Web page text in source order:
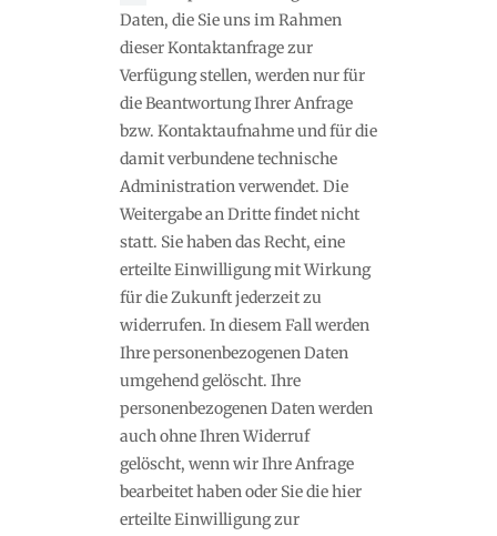
Daten, die Sie uns im Rahmen
dieser Kontaktanfrage zur
Verfügung stellen, werden nur für
die Beantwortung Ihrer Anfrage
bzw. Kontaktaufnahme und für die
damit verbundene technische
Administration verwendet. Die
Weitergabe an Dritte findet nicht
statt. Sie haben das Recht, eine
erteilte Einwilligung mit Wirkung
für die Zukunft jederzeit zu
widerrufen. In diesem Fall werden
Ihre personenbezogenen Daten
umgehend gelöscht. Ihre
personenbezogenen Daten werden
auch ohne Ihren Widerruf
gelöscht, wenn wir Ihre Anfrage
bearbeitet haben oder Sie die hier
erteilte Einwilligung zur